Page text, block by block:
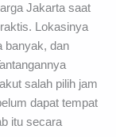
Jakarta saat
Lokasinya
banyak, dan
salah pilih jam
dapat tempat
itu secara